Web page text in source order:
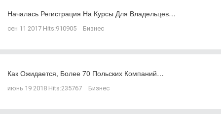
Началась Регистрация На Курсы Для Владельцев…
сен 11 2017 Hits:910905 Бизнес
Как Ожидается, Более 70 Польских Компаний…
июнь 19 2018 Hits:235767 Бизнес